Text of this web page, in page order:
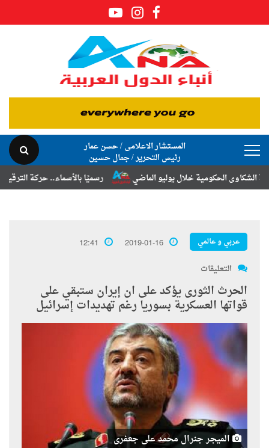
المستشار الاعلامى / حسن عمار
رئيس التحرير / جمال حسين
رسميًا بالأسماء.. حركة الترقيات
الحكومية خلال يوليو الماضي
عربي و عالمي 2019-01-16
12:41
التعليقات
الحرث الثورى يؤكد على ان إيران ستبقي على
قواتها العسكرية بسوريا رغم تهديدات إسرائيل
الميجر جنرال محمد على جعفرى